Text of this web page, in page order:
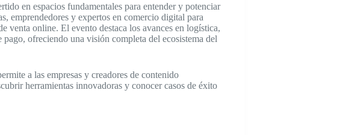
en espacios fundamentales para entender y potenciar
emprendedores y expertos en comercio digital para
venta online. El evento destaca los avances en logística,
ofreciendo una visión completa del ecosistema del
a las empresas y creadores de contenido
herramientas innovadoras y conocer casos de éxito